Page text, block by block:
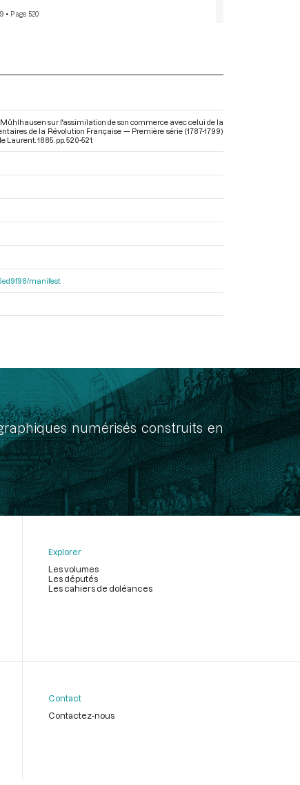
• Page 520
sur l'assimilation de son commerce avec celui de la
de la Révolution Française — Première série (1787-1799)
1885. pp. 520-521.
manifest
numérisés construits en
Explorer
Les volumes
Les députés
Les cahiers de doléances
Contact
Contactez-nous